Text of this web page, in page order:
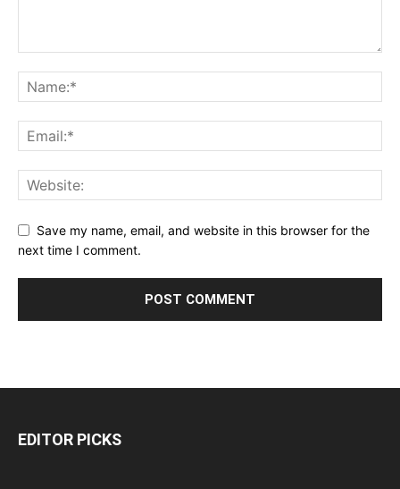
Save my name, email, and website in this browser for the
next time I comment.
EDITOR PICKS